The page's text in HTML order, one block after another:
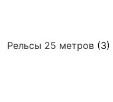
Рельсы 25 метров (3)